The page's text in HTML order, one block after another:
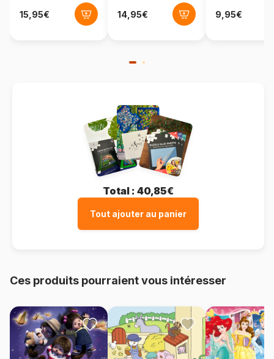
Total : 40,85€
Tout ajouter au panier
Ces produits pourraient vous intéresser